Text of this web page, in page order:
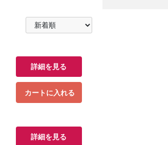
詳細を見る
カートに入れる
詳細を見る